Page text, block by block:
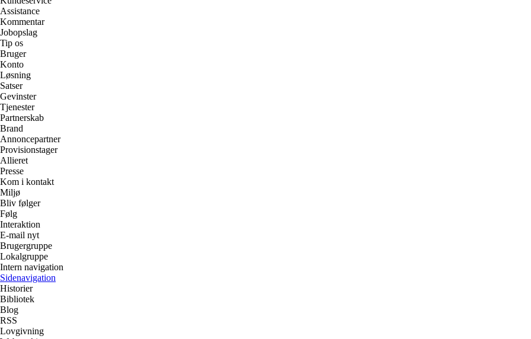
Assistance
Kommentar
Jobopslag
Tip os
Bruger
Konto
Løsning
Satser
Gevinster
Tjenester
Partnerskab
Brand
Annoncepartner
Provisionstager
Allieret
Presse
Kom i kontakt
Miljø
Bliv følger
Følg
Interaktion
E-mail nyt
Brugergruppe
Lokalgruppe
Intern navigation
Sidenavigation
Historier
Bibliotek
Blog
RSS
Lovgivning